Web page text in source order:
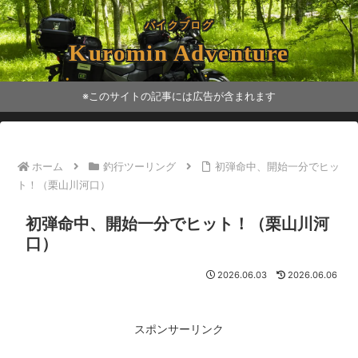
バイクブログ
Kuromin Adventure
※このサイトの記事には広告が含まれます
ホーム 釣行ツーリング
初弾命中、開始一分でヒッ
ト！（栗山川河口）
初弾命中、開始一分でヒット！（栗山川河
口）
2026.06.03 2026.06.06
スポンサーリンク